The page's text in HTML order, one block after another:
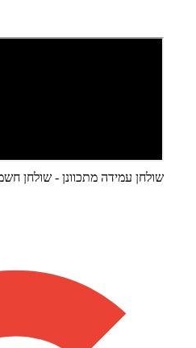
שולחן עמידה מתכוונן - שולחן